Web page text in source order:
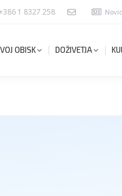
1 8327 258
OBISK DOŽIVETJA
OBISK DOŽIVETJA